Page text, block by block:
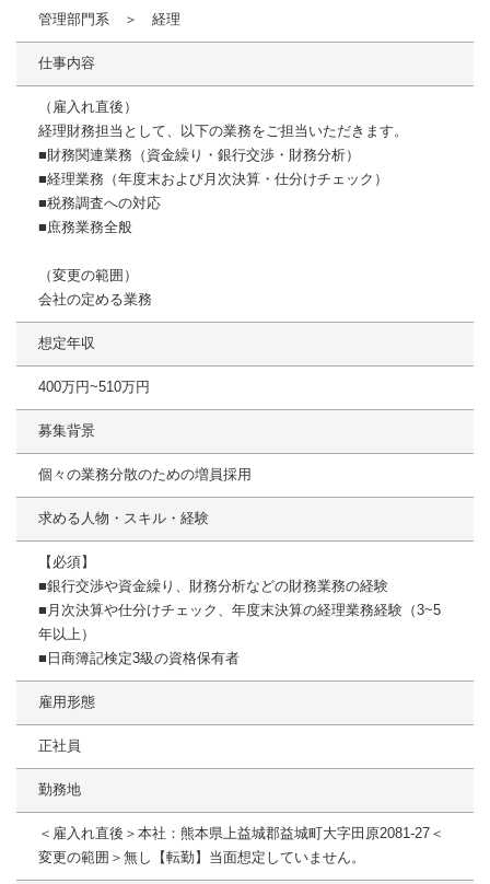
管理部門系 ＞ 経理
仕事内容
（雇入れ直後）
経理財務担当として、以下の業務をご担当いただきます。
■財務関連業務（資金繰り・銀行交渉・財務分析）
■経理業務（年度末および月次決算・仕分けチェック）
■税務調査への対応
■庶務業務全般
（変更の範囲）
会社の定める業務
想定年収
400万円~510万円
募集背景
個々の業務分散のための増員採用
求める人物・スキル・経験
【必須】
■銀行交渉や資金繰り、財務分析などの財務業務の経験
■月次決算や仕分けチェック、年度末決算の経理業務経験（3~5
年以上）
■日商簿記検定3級の資格保有者
雇用形態
正社員
勤務地
＜雇入れ直後＞本社：熊本県上益城郡益城町大字田原2081-27＜
変更の範囲＞無し【転勤】当面想定していません。